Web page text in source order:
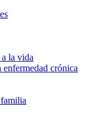
la vida
crónica